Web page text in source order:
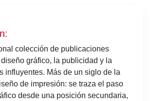
colección de publicaciones
gráfico, la publicidad y la
influyentes. Más de un siglo de la
de impresión: se traza el paso
desde una posición secundaria,